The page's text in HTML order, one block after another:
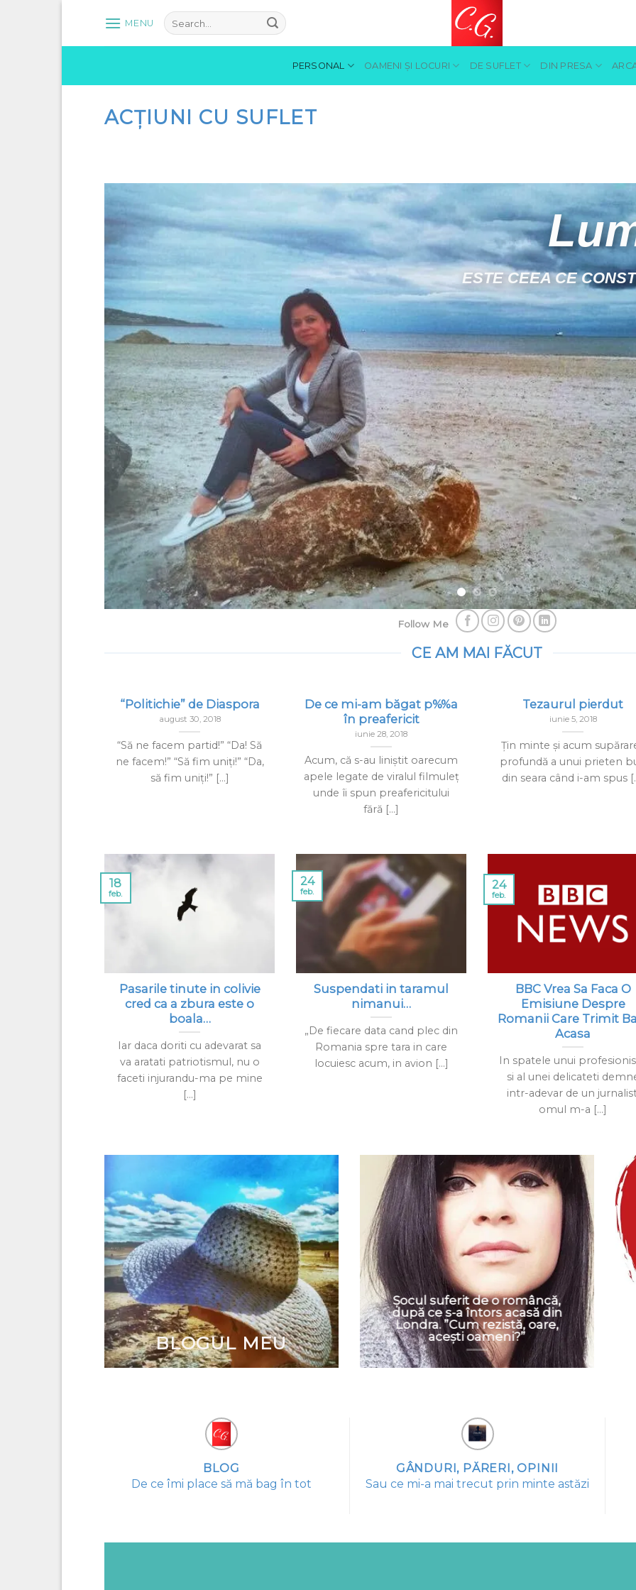
content
MENU
PERSONAL OAMENI ŞI LOCURI DE SUFLET DIN PRESA
ACŢIUNI CU SUFLET
Oameni
POVEȘTILE
FOTOGRAFII
Follow Me
CE AM MAI FĂCUT
“Politichie” de Diaspora
august 30, 2018
“Să ne facem partid!” “Da! Să
ne facem!” “Să fim uniți!” “Da,
să fim uniți!” [...]
De ce mi-am băgat p%%a
în preafericit
iunie 28, 2018
Acum, că s-au liniștit oarecum
apele legate de viralul filmuleț
unde îi spun preafericitului
fără [...]
Tezaurul pierdut
iunie 5, 2018
Ţin minte şi acum
profundă a unui prieten
din seara când i-am spus
Pasarile tinute in colivie
cred ca a zbura este o
boala…
Iar daca doriti cu adevarat sa
va aratati patriotismul, nu o
faceti injurandu-ma pe mine
[...]
18
feb.
Suspendati in taramul
nimanui…
„De fiecare data cand plec din
Romania spre tara in care
locuiesc acum, in avion [...]
24
feb.
BBC Vrea Sa Faca O
Emisiune Despre
Romanii Care Trimit
Acasa
In spatele unui
si al unei delicateti
intr-adevar de un
omul m-a [...]
24
feb.
BLOGUL MEU
Șocul suferit de o româncă,
după ce s-a întors acasă din
Londra. ”Cum rezistă, oare,
acești oameni?”
BLOG
De ce îmi place să mă bag în tot
GÂNDURI, PĂRERI, OPINII
Sau ce mi-a mai trecut prin minte astăzi